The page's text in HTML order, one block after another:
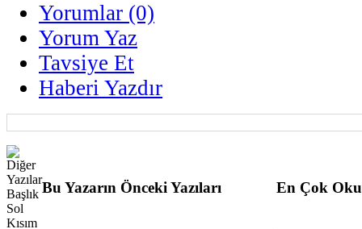
Yorumlar (0)
Yorum Yaz
Tavsiye Et
Haberi Yazdır
Bu Yazarın Önceki Yazıları En Çok